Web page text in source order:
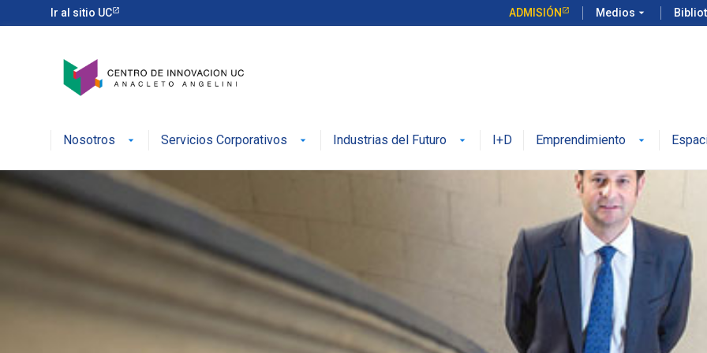
Ir al sitio UC ADMISIÓN Medios arrow_drop_down
Nosotros Servicios Corporativos Industrias del Futuro I+D Emprendimiento